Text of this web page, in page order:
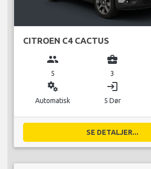
CITROEN C4 CACTUS
group
5
business_center
3
miscellaneous_services
Automatisk
login
5 Dør
SE DETALJER...